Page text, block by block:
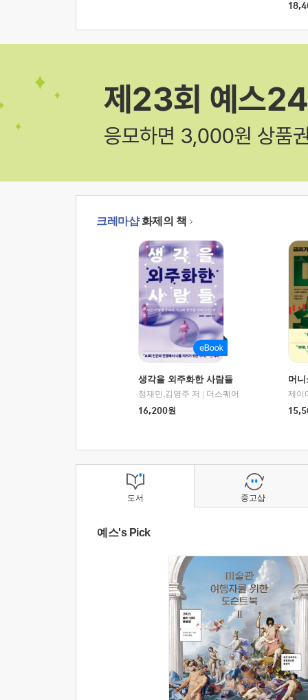
크레마샵화제의 책
생각을 외주화한 사람들
정재민,김영주 저
더스퀘어
16,200원
머
도서
예스's Pick
중고샵